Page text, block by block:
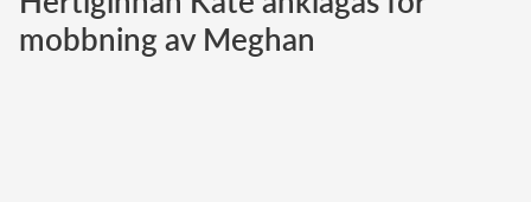
Norska kungahuset
mobbning av Meghan